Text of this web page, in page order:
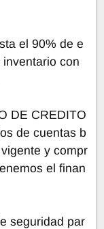
el 90% de e
con
DE CREDITO
de cuentas b
y compr
el finan
seguridad par